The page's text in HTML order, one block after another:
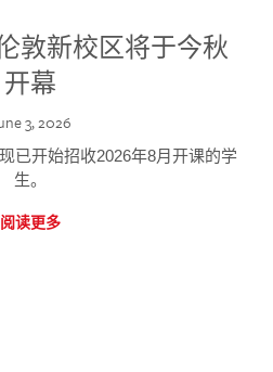
敦新校区将于今秋
开幕
3, 2026
已开始招收2026年8月开课的学
生。
阅读更多